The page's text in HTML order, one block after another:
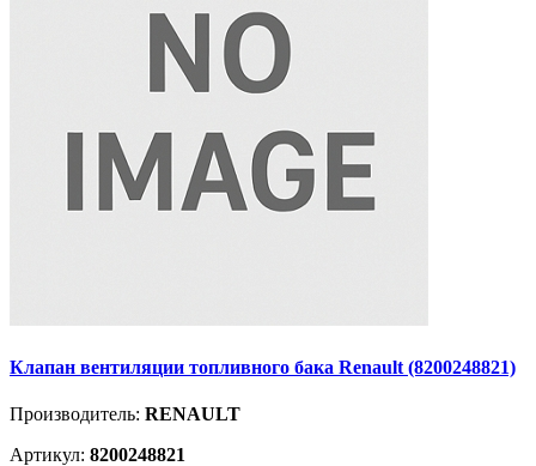
Клапан вентиляции топливного бака Renault (8200248821)
Производитель: RENAULT
Артикул: 8200248821